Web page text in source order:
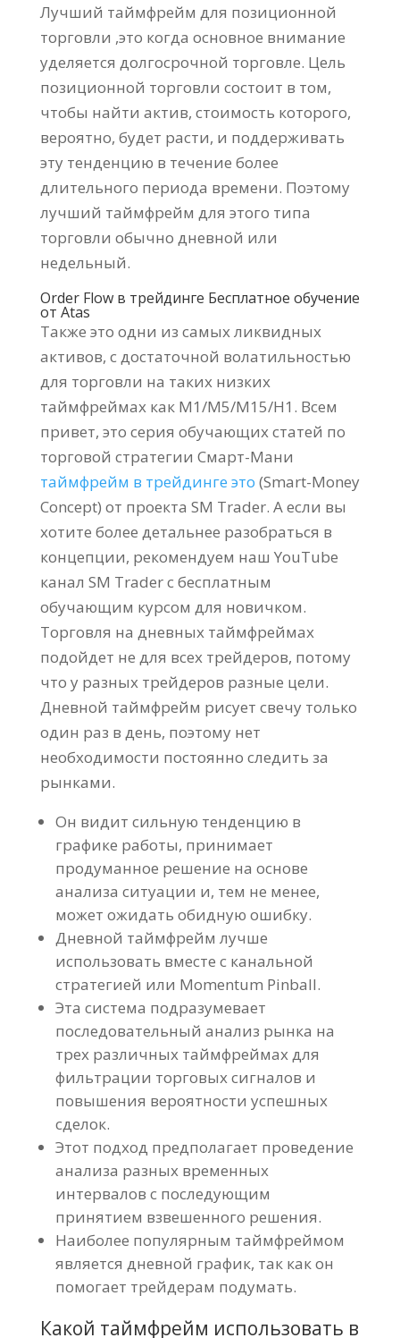
Лучший таймфрейм для позиционной
торговли ,это когда основное внимание
уделяется долгосрочной торговле. Цель
позиционной торговли состоит в том,
чтобы найти актив, стоимость которого,
вероятно, будет расти, и поддерживать
эту тенденцию в течение более
длительного периода времени. Поэтому
лучший таймфрейм для этого типа
торговли обычно дневной или
недельный.
Order Flow в трейдинге Бесплатное обучение
от Atas
Также это одни из самых ликвидных
активов, с достаточной волатильностью
для торговли на таких низких
таймфреймах как M1/M5/M15/H1. Всем
привет, это серия обучающих статей по
торговой стратегии Смарт-Мани
таймфрейм в трейдинге это (Smart-Money
Concept) от проекта SM Trader. А если вы
хотите более детальнее разобраться в
концепции, рекомендуем наш YouTube
канал SM Trader с бесплатным
обучающим курсом для новичком.
Торговля на дневных таймфреймах
подойдет не для всех трейдеров, потому
что у разных трейдеров разные цели.
Дневной таймфрейм рисует свечу только
один раз в день, поэтому нет
необходимости постоянно следить за
рынками.
Он видит сильную тенденцию в
графике работы, принимает
продуманное решение на основе
анализа ситуации и, тем не менее,
может ожидать обидную ошибку.
Дневной таймфрейм лучше
использовать вместе с канальной
стратегией или Momentum Pinball.
Эта система подразумевает
последовательный анализ рынка на
трех различных таймфреймах для
фильтрации торговых сигналов и
повышения вероятности успешных
сделок.
Этот подход предполагает проведение
анализа разных временных
интервалов с последующим
принятием взвешенного решения.
Наиболее популярным таймфреймом
является дневной график, так как он
помогает трейдерам подумать.
Какой таймфрейм использовать в